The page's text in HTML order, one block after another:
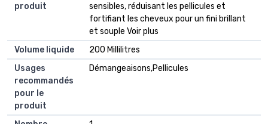
produit
sensibles, réduisant les pellicules et
fortifiant les cheveux pour un fini brillant
et souple Voir plus
Volume liquide
200 Millilitres
Usages
recommandés
pour le
produit
Démangeaisons,Pellicules